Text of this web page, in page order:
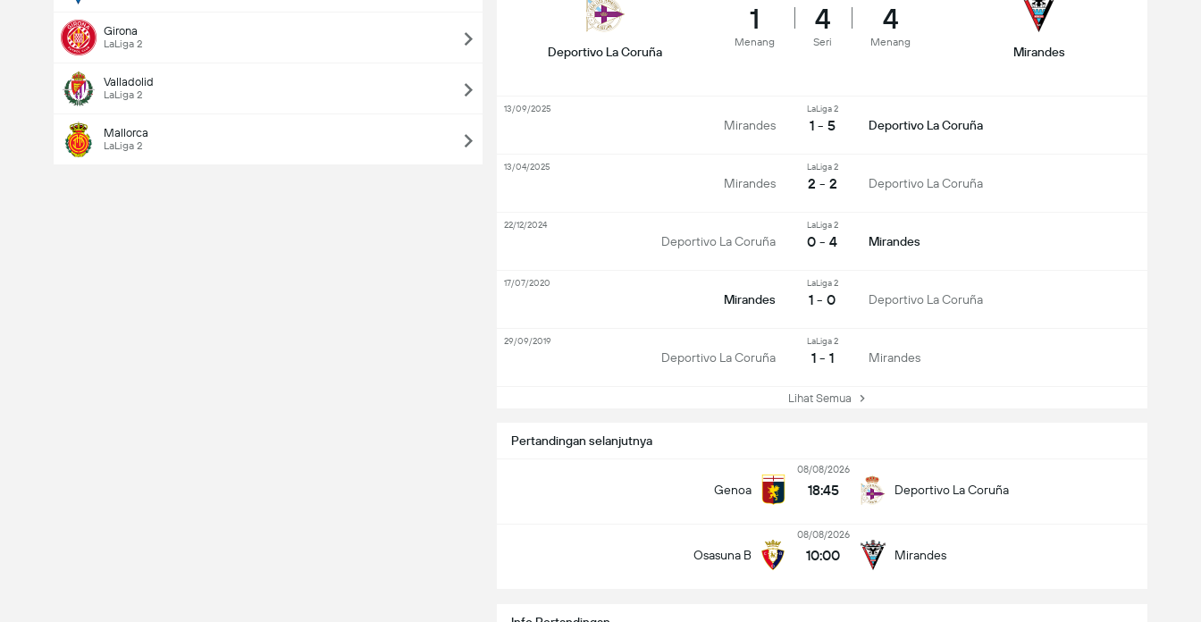
Girona
LaLiga 2
Valladolid
LaLiga 2
Mallorca
LaLiga 2
Pertandingan selanjutnya
Genoa
08/08/2026
18:45 Deportivo La Coruña
Osasuna B
08/08/2026
10:00 Mirandes
Deportivo La Coruña
1
Menang
4
Seri
4
Menang
Mirandes
Mirandes
LaLiga 2
1 - 5 Deportivo La Coruña
13/09/2025
Mirandes
LaLiga 2
2 - 2 Deportivo La Coruña
13/04/2025
Deportivo La Coruña
LaLiga 2
0 - 4 Mirandes
22/12/2024
Mirandes
LaLiga 2
1 - 0 Deportivo La Coruña
17/07/2020
Deportivo La Coruña
LaLiga 2
1 - 1 Mirandes
29/09/2019
Lihat Semua